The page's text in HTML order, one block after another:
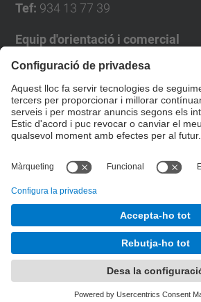
Tef: 934 13 77 39
Equip d'orientació i comercial
José Luís Grande
Tel. 93 4137194
jose.luis.grande@upc.edu
Formulari de contacte
Desenvolupat amb